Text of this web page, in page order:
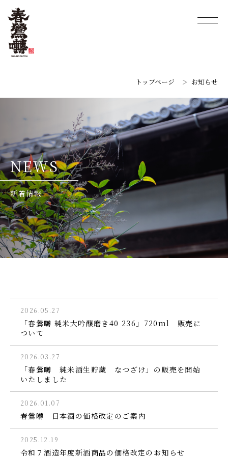
トップページ お知らせ
NEWS
新着情報
2026.05.27
「春鶯囀 純米大吟醸磨き40 236」720ml 販売に
ついて
2026.03.27
「春鶯囀 純米酒生貯蔵 なつざけ」の販売を開始
いたしました
2026.01.07
春鶯囀 日本酒の価格改定のご案内
2025.12.19
令和７酒造年度新酒商品の価格改定のお知らせ